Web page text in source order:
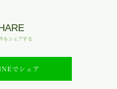
をシェアする